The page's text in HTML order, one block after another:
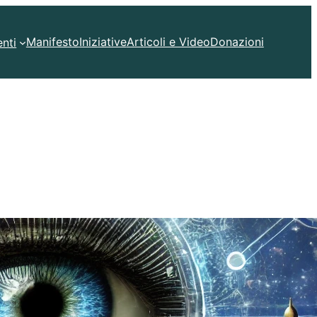
ManifestoIniziativeArticoli e VideoDonazioni